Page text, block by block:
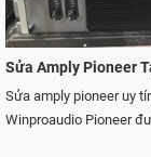
karaoke. Amply là một
thiết bị âm thanh được
dụng rất nhiều. Trong
hay những bữa liên
thanh phát ra tốt nhất
Sửa amply pioneer uy
Winproaudio Pioneer